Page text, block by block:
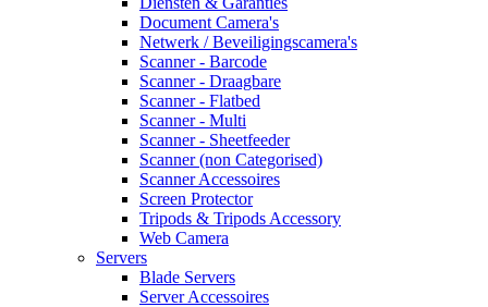
Document Camera's
Netwerk / Beveiligingscamera's
Scanner - Barcode
Scanner - Draagbare
Scanner - Flatbed
Scanner - Multi
Scanner - Sheetfeeder
Scanner (non Categorised)
Scanner Accessoires
Screen Protector
Tripods & Tripods Accessory
Web Camera
Servers
Blade Servers
Server Accessoires